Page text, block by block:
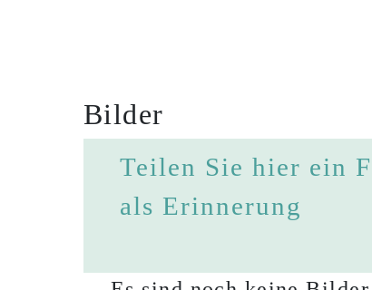
Bilder
Teilen Sie hier ein
als Erinnerung